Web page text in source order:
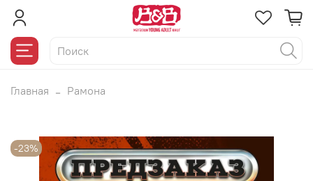
Главная Рамона
-23%